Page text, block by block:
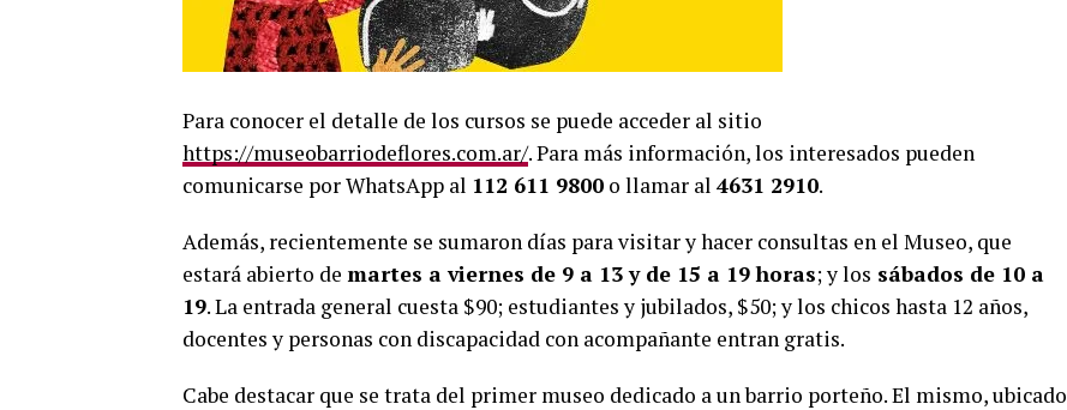
Para conocer el detalle de los cursos se puede acceder al sitio
https://museobarriodeflores.com.ar/. Para más información, los interesados pueden
comunicarse por WhatsApp al 112 611 9800 o llamar al 4631 2910.
Además, recientemente se sumaron días para visitar y hacer consultas en el Museo, que
estará abierto de martes a viernes de 9 a 13 y de 15 a 19 horas; y los sábados de 10 a
19. La entrada general cuesta $90; estudiantes y jubilados, $50; y los chicos hasta 12 años,
docentes y personas con discapacidad con acompañante entran gratis.
Cabe destacar que se trata del primer museo dedicado a un barrio porteño. El mismo, ubicado